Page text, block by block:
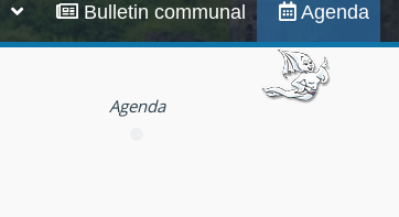
Bulletin communal Agenda
Agenda